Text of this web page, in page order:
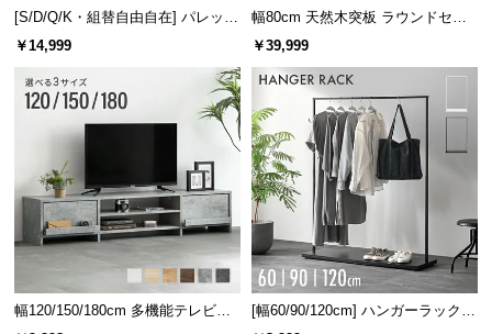
[S/D/Q/K・組替自由自在] パレット
ベッド 8/12/16枚セット
￥14,999
幅80cm 天然木突板 ラウンドセン
ターテーブル 美しい格子デザイン
￥39,999
幅120/150/180cm 多機能テレビボ
[幅60/90/120cm] ハンガーラック